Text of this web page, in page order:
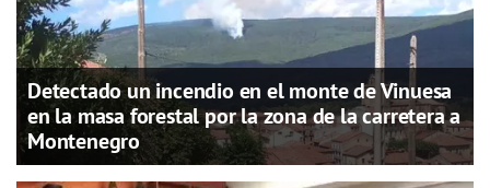
Detectado un incendio en el monte de Vinuesa
en la masa forestal por la zona de la carretera a
Montenegro